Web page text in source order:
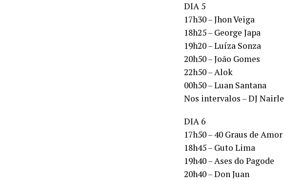
DIA 5
17h30 – Jhon Veiga
18h25 – George Japa
19h20 – Luíza Sonza
20h50 – João Gomes
22h50 – Alok
00h50 – Luan Santana
Nos intervalos – DJ Nairle
DIA 6
17h50 – 40 Graus de Amor
18h45 – Guto Lima
19h40 – Ases do Pagode
20h40 – Don Juan